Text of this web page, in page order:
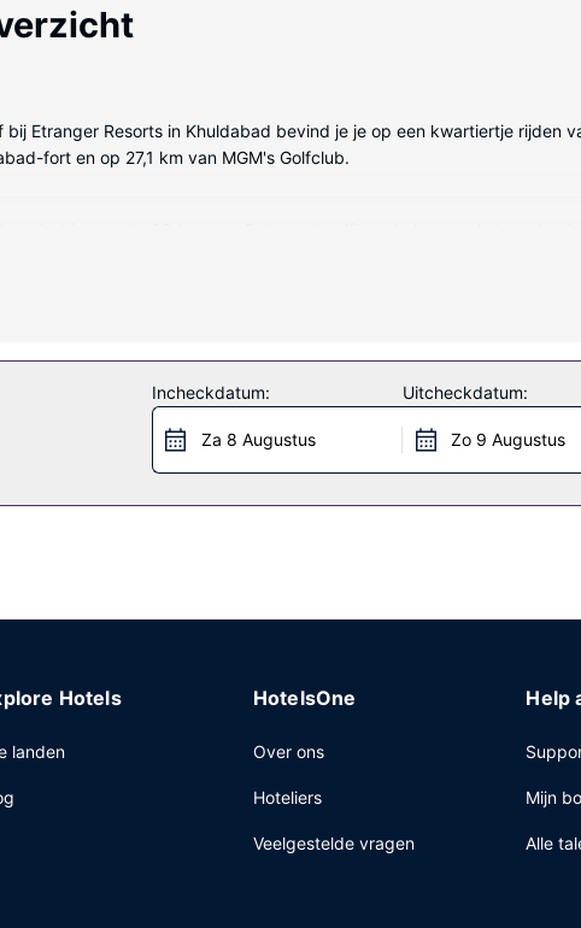
bij Etranger Resorts in Khuldabad bevind je je op een kwartiertje rijden
fort en op 27,1 km van MGM's Golfclub.
Incheckdatum:
Za 8 Augustus
Uitcheckdatum:
Zo 9 Augustus
Hotels
landen
HotelsOne
Over ons
Hoteliers
Veelgestelde vragen
Help
Mijn
Alle